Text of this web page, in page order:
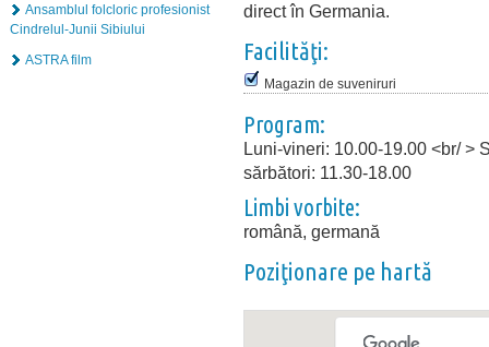
Ansamblul folcloric profesionist
Cindrelul-Junii Sibiului
ASTRA film
direct în Germania.
Facilităţi:
Magazin de suveniruri
Program:
Luni-vineri: 10.00-19.00 <br/ >
sărbători: 11.30-18.00
Limbi vorbite:
română, germană
Poziţionare pe hartă